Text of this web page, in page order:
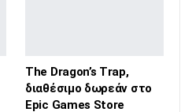
The Dragon’s Trap,
διαθέσιμο δωρεάν στο
Epic Games Store